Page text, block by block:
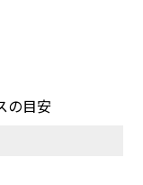
の目安